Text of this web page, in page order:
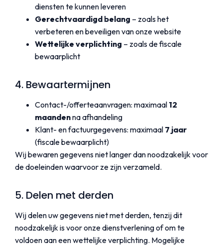
diensten te kunnen leveren
Gerechtvaardigd belang – zoals het
verbeteren en beveiligen van onze website
Wettelijke verplichting – zoals de fiscale
bewaarplicht
4. Bewaartermijnen
Contact-/offerteaanvragen: maximaal 12
maandenna afhandeling
Klant- en factuurgegevens: maximaal 7 jaar
(fiscale bewaarplicht)
Wij bewaren gegevens niet langer dan noodzakelijk voor
de doeleinden waarvoor ze zijn verzameld.
5. Delen met derden
Wij delen uw gegevens niet met derden, tenzij dit
noodzakelijk is voor onze dienstverlening of om te
voldoen aan een wettelijke verplichting. Mogelijke